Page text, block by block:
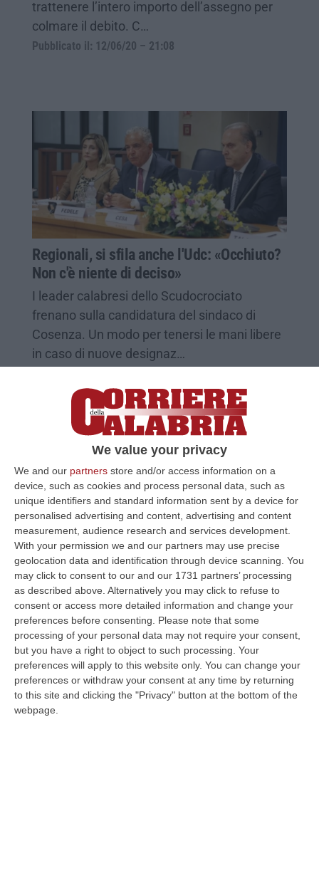
We value your privacy
We and our partners store and/or access information on a
device, such as cookies and process personal data, such as
unique identifiers and standard information sent by a device for
personalised advertising and content, advertising and content
measurement, audience research and services development.
With your permission we and our partners may use precise
geolocation data and identification through device scanning. You
may click to consent to our and our 1731 partners’ processing
as described above. Alternatively you may click to refuse to
consent or access more detailed information and change your
preferences before consenting.
Please note that some
processing of your personal data may not require your consent,
but you have a right to object to such processing. Your
preferences will apply to this website only. You can change your
preferences or withdraw your consent at any time by returning
to this site and clicking the "Privacy" button at the bottom of the
webpage.
trattenere l’intero importo dell’assegno per
colmare il debito. C…
Pubblicato il: 12/06/20 – 21:08
Regionali, si sfila anche l'Udc: «Occhiuto?
Non c'è niente di deciso»
I leader calabresi dello Scudocrociato
frenano sulla candidatura del sindaco di
Cosenza. Un modo per tenersi le mani libere
in caso di nuove designaz…
Cadono i domiciliari anche per Fedele
REGGIO CALABRIA Dopo il senatore Giovanni
Bilardi e l’ex assessore Nino De Gaetano,
anche il responsabile dei Trasporti per la
giunta Scopelliti Luig…
Pubblicato il: 30/01/16 – 11:09